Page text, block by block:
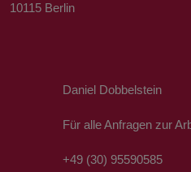
10115 Berlin
Daniel Dobbelstein
Für alle Anfragen zur
+49 (30) 95590585